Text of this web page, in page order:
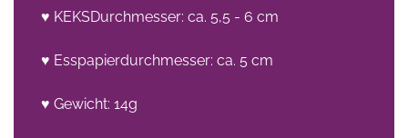
♥ KEKSDurchmesser: ca. 5,5 - 6 cm
♥ Esspapierdurchmesser: ca. 5 cm
♥ Gewicht: 14g